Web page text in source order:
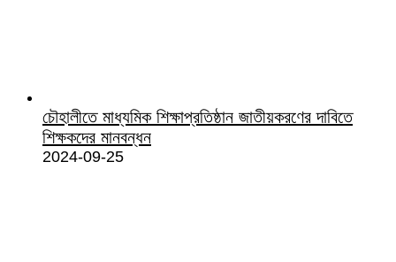
চৌহালীতে মাধ্যমিক শিক্ষাপ্রতিষ্ঠান জাতীয়করণের দাবিতে
শিক্ষকদের মানবন্ধন
2024-09-25